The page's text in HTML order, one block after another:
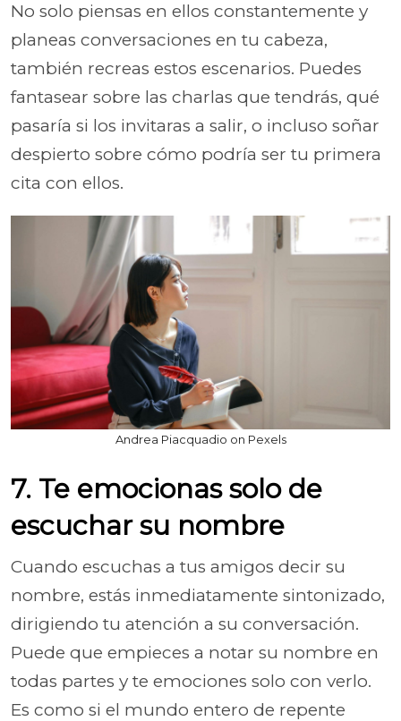
No solo piensas en ellos constantemente y
planeas conversaciones en tu cabeza,
también recreas estos escenarios. Puedes
fantasear sobre las charlas que tendrás, qué
pasaría si los invitaras a salir, o incluso soñar
despierto sobre cómo podría ser tu primera
cita con ellos.
Andrea Piacquadio on Pexels
7. Te emocionas solo de
escuchar su nombre
Cuando escuchas a tus amigos decir su
nombre, estás inmediatamente sintonizado,
dirigiendo tu atención a su conversación.
Puede que empieces a notar su nombre en
todas partes y te emociones solo con verlo.
Es como si el mundo entero de repente